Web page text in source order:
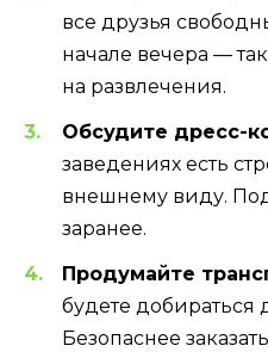
все друзья
начале вечера —
на развлечения.
Обсудите дресс-
заведениях есть
внешнему виду.
заранее.
Продумайте
будете добираться
Безопаснее